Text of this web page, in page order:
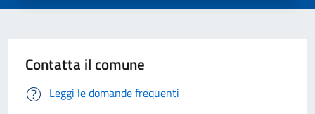
Contatta il comune
Leggi le domande frequenti